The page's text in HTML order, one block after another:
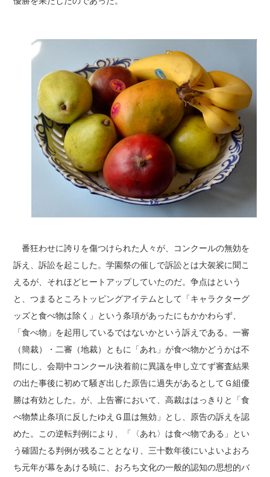
番狂わせに誇りを傷つけられた人々が、コンクールの無効を
訴え、訴訟を起こした。学園祭の催しで訴訟とは大袈裟に聞こ
えるが、それほどヒートアップしていたのだ。争点はという
と、つまるところトッピングアイテムとして「キャラクターグ
ッズと食べ物は除く」という条項があったにもかかわらず、
「食べ物」を起用しているではないかという訴えである。一審
（簡裁）・二審（地裁）ともに「あれ」が食べ物かどうかは不
問にし、会期中コンクール決着前に異議を申し立てず審査結果
の出た事後に初めて騒ぎ出した原告に過失があるとしてＧ組優
勝は有効とした。が、上告審において、高裁ははっきりと「食
べ物禁止条項に反したゆえＧ皿は無効」とし、原告の訴えを認
めた。この逆転判例により、「〈あれ〉は食べ物である」とい
う確固たる判例が残ることとなり、三十数年後にいよいよおろ
ち元年が幕をあける暁に、おろち文化の一般的認知の思想的バ